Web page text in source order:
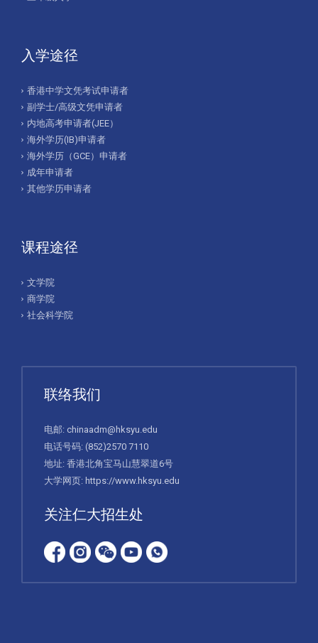
入学途径
香港中学文凭考试申请者
副学士/高级文凭申请者
内地高考申请者(JEE）
海外学历(IB)申请者
海外学历（GCE）申请者
成年申请者
其他学历申请者
课程途径
文学院
商学院
社会科学院
联络我们
电邮: chinaadm@hksyu.edu
电话号码: (852)2570 7110
地址: 香港北角宝马山慧翠道6号
大学网页: https://www.hksyu.edu
关注仁大招生处